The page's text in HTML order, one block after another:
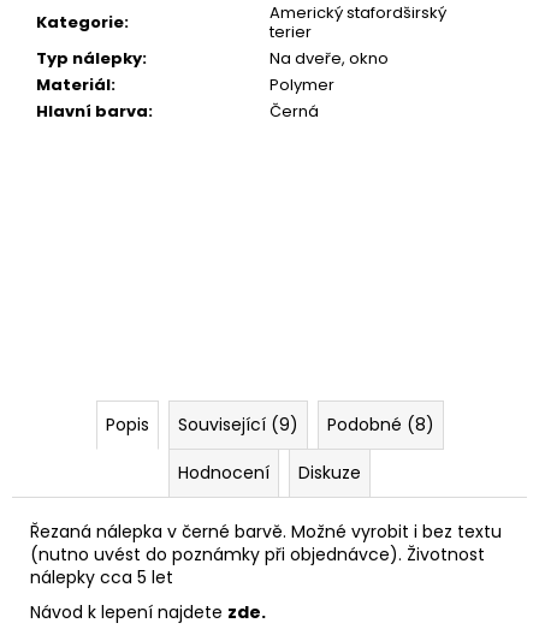
Kategorie:
Americký stafordširský
terier
Typ nálepky:
Na dveře, okno
Materiál:
Polymer
Hlavní barva: Černá
Popis Související (9)
Podobné (8)
Hodnocení
Diskuze
Řezaná nálepka v černé barvě. Možné vyrobit i bez textu
(nutno uvést do poznámky při objednávce). Životnost
nálepky cca 5 let
Návod k lepení najdete zde.